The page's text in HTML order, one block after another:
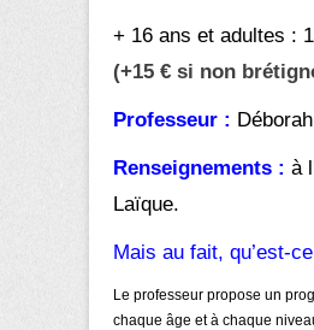
+ 16 ans et adultes :
(+15 € si non
Professeur :
Renseignements : à
Laïque.
Mais au fait, qu’est-
Le professeur propose un
chaque âge et à chaque